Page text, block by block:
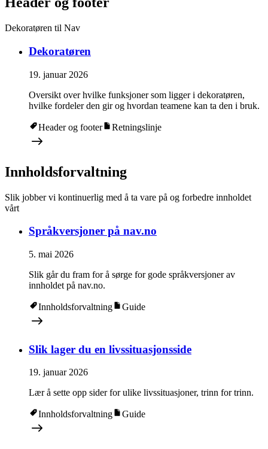
Dekoratøren til Nav
Dekoratøren
19. januar 2026
Oversikt over hvilke funksjoner som ligger i dekoratøren,
hvilke fordeler den gir og hvordan teamene kan ta den i bruk.
Header og footer Retningslinje
Innholdsforvaltning
Slik jobber vi kontinuerlig med å ta vare på og forbedre innholdet
vårt
Språkversjoner på nav.no
5. mai 2026
Slik går du fram for å sørge for gode språkversjoner av
innholdet på nav.no.
Innholdsforvaltning Guide
Slik lager du en livssituasjonsside
19. januar 2026
Lær å sette opp sider for ulike livssituasjoner, trinn for trinn.
Innholdsforvaltning Guide